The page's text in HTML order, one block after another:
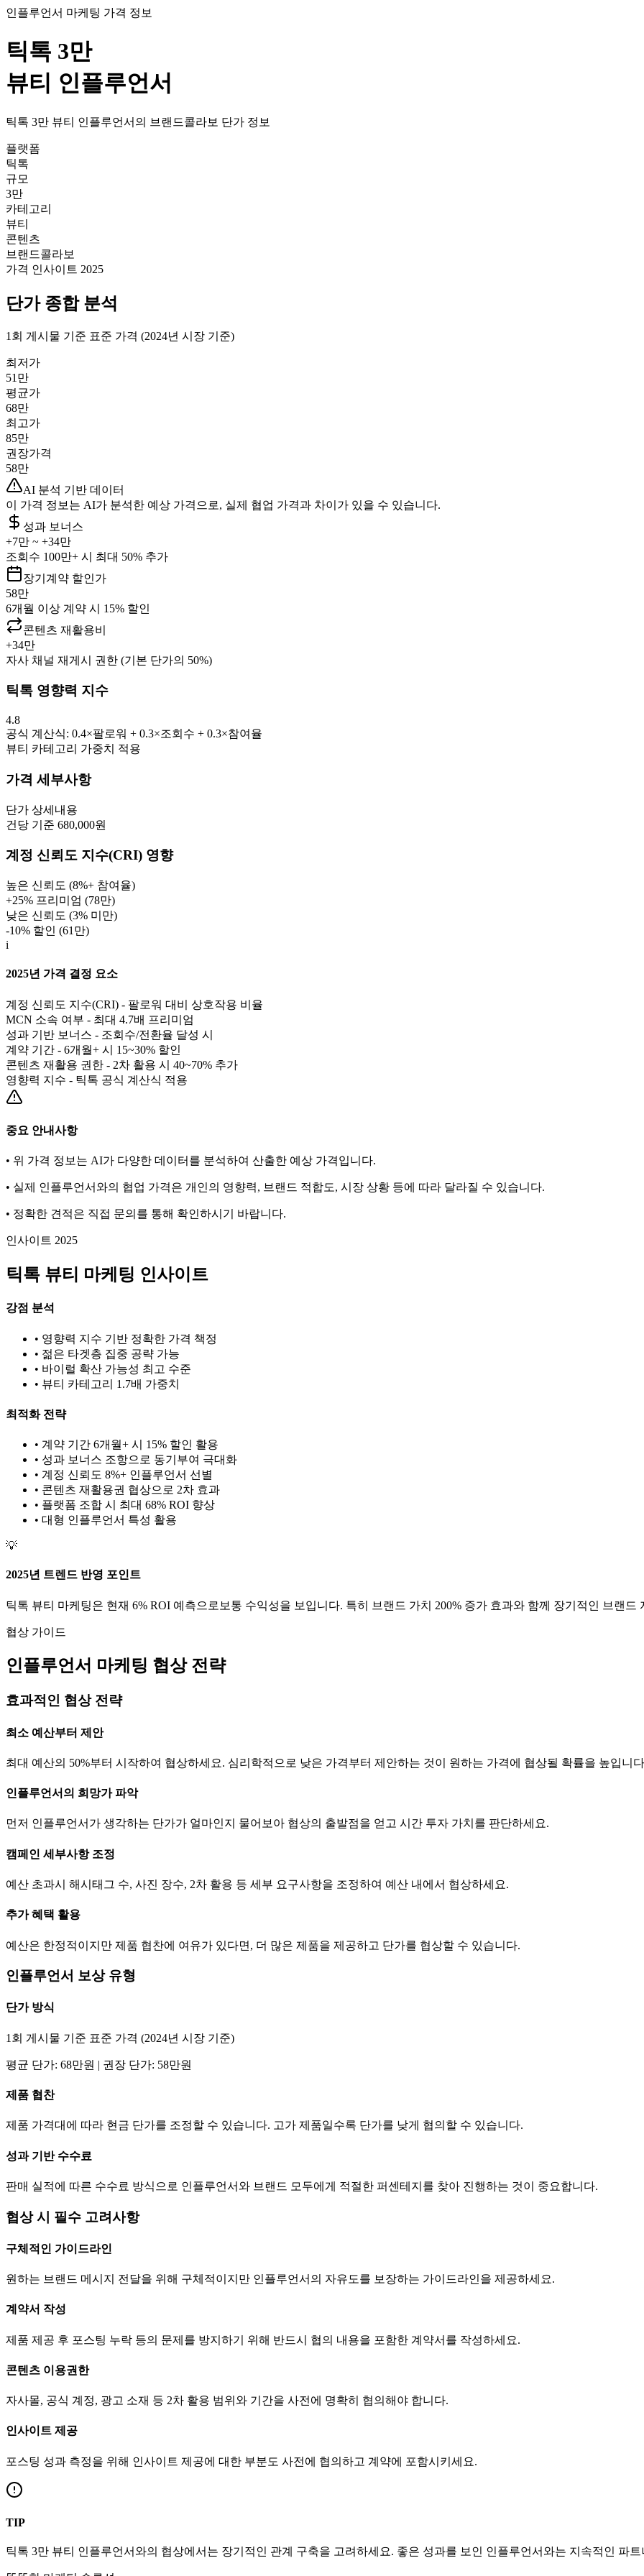
인플루언서 마케팅 가격 정보
틱톡 3만
뷰티 인플루언서
틱톡 3만 뷰티 인플루언서의 브랜드콜라보 단가 정보
플랫폼
틱톡
규모
3만
카테고리
뷰티
콘텐츠
브랜드콜라보
가격 인사이트 2025
단가종합 분석
1회 게시물 기준 표준 가격 (2024년 시장 기준)
최저가
51만
평균가
68만
최고가
85만
권장가격
58만
AI 분석 기반 데이터
이 가격 정보는 AI가 분석한 예상 가격으로, 실제 협업 가격과 차이가 있을 수 있습니다.
성과 보너스
+7만 ~ +34만
조회수 100만+ 시 최대 50% 추가
장기계약 할인가
58만
6개월 이상 계약 시 15% 할인
콘텐츠 재활용비
+34만
자사 채널 재게시 권한 (기본 단가의 50%)
틱톡 영향력 지수
4.8
공식 계산식: 0.4×팔로워 + 0.3×조회수 + 0.3×참여율
뷰티 카테고리 가중치 적용
가격 세부사항
단가 상세내용
건당 기준 680,000원
계정 신뢰도 지수(CRI) 영향
높은 신뢰도 (8%+ 참여율)
+25% 프리미엄 (78만)
낮은 신뢰도 (3% 미만)
-10% 할인 (61만)
i
2025년 가격 결정 요소
계정 신뢰도 지수(CRI) - 팔로워 대비 상호작용 비율
MCN 소속 여부 - 최대 4.7배 프리미엄
성과 기반 보너스 - 조회수/전환율 달성 시
계약 기간 - 6개월+ 시 15~30% 할인
콘텐츠 재활용 권한 - 2차 활용 시 40~70% 추가
영향력 지수 - 틱톡 공식 계산식 적용
중요 안내사항
• 위 가격 정보는 AI가 다양한 데이터를 분석하여 산출한 예상 가격입니다.
• 실제 인플루언서와의 협업 가격은 개인의 영향력, 브랜드 적합도, 시장 상황 등에 따라 달라질 수 있습니다.
• 정확한 견적은 직접 문의를 통해 확인하시기 바랍니다.
인사이트 2025
틱톡 뷰티 마케팅 인사이트
강점 분석
• 영향력 지수 기반 정확한 가격 책정
• 젊은 타겟층 집중 공략 가능
• 바이럴 확산 가능성 최고 수준
• 뷰티 카테고리 1.7배 가중치
최적화 전략
• 계약 기간 6개월+ 시 15% 할인 활용
• 성과 보너스 조항으로 동기부여 극대화
• 계정 신뢰도 8%+ 인플루언서 선별
• 콘텐츠 재활용권 협상으로 2차 효과
• 플랫폼 조합 시 최대 68% ROI 향상
• 대형 인플루언서 특성 활용
💡
2025년 트렌드 반영 포인트
틱톡 뷰티 마케팅은 현재 6% ROI 예측으로 보통 수익성을 보입니다. 특히 브랜드 가치 200% 증가 효과와 함께 장기적인 브랜드
협상 가이드
인플루언서 마케팅 협상 전략
효과적인 협상 전략
최소 예산부터 제안
최대 예산의 50%부터 시작하여 협상하세요. 심리학적으로 낮은 가격부터 제안하는 것이 원하는 가격에 협상될 확률을 높입니
인플루언서의 희망가 파악
먼저 인플루언서가 생각하는 단가가 얼마인지 물어보아 협상의 출발점을 얻고 시간 투자 가치를 판단하세요.
캠페인 세부사항 조정
예산 초과시 해시태그 수, 사진 장수, 2차 활용 등 세부 요구사항을 조정하여 예산 내에서 협상하세요.
추가 혜택 활용
예산은 한정적이지만 제품 협찬에 여유가 있다면, 더 많은 제품을 제공하고 단가를 협상할 수 있습니다.
인플루언서 보상 유형
단가방식
1회 게시물 기준 표준 가격 (2024년 시장 기준)
평균 단가: 68만원 | 권장 단가: 58만원
제품 협찬
제품 가격대에 따라 현금 단가를 조정할 수 있습니다. 고가 제품일수록 단가를 낮게 협의할 수 있습니다.
성과 기반 수수료
판매 실적에 따른 수수료 방식으로 인플루언서와 브랜드 모두에게 적절한 퍼센테지를 찾아 진행하는 것이 중요합니다.
협상 시 필수 고려사항
구체적인 가이드라인
원하는 브랜드 메시지 전달을 위해 구체적이지만 인플루언서의 자유도를 보장하는 가이드라인을 제공하세요.
계약서 작성
제품 제공 후 포스팅 누락 등의 문제를 방지하기 위해 반드시 협의 내용을 포함한 계약서를 작성하세요.
콘텐츠 이용권한
자사몰, 공식 계정, 광고 소재 등 2차 활용 범위와 기간을 사전에 명확히 협의해야 합니다.
인사이트 제공
포스팅 성과 측정을 위해 인사이트 제공에 대한 부분도 사전에 협의하고 계약에 포함시키세요.
TIP
틱톡 3만 뷰티 인플루언서와의 협상에서는 장기적인 관계 구축을 고려하세요. 좋은 성과를 보인 인플루언서와는 지속적인 파